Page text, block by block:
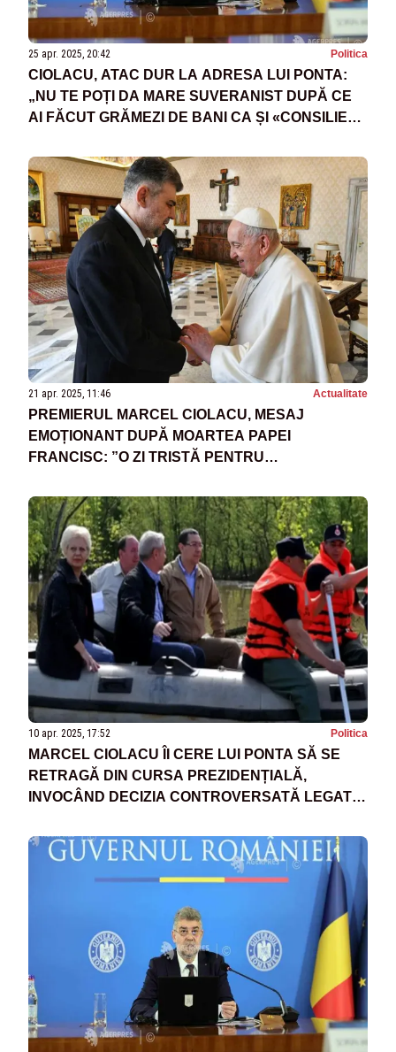
25 apr. 2025, 20:42 Politica
CIOLACU, ATAC DUR LA ADRESA LUI PONTA:
„NU TE POȚI DA MARE SUVERANIST DUPĂ CE
AI FĂCUT GRĂMEZI DE BANI CA ȘI «CONSILIER»
21 apr. 2025, 11:46 Actualitate
PREMIERUL MARCEL CIOLACU, MESAJ
EMOȚIONANT DUPĂ MOARTEA PAPEI
FRANCISC: ”O ZI TRISTĂ PENTRU
10 apr. 2025, 17:52 Politica
MARCEL CIOLACU ÎI CERE LUI PONTA SĂ SE
RETRAGĂ DIN CURSA PREZIDENȚIALĂ,
INVOCÂND DECIZIA CONTROVERSATĂ LEGATĂ